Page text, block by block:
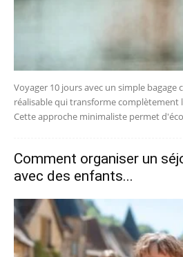
Voyager 10 jours avec un simple bagage
réalisable qui transforme complètement
Cette approche minimaliste permet
Comment organiser un
avec des enfants...